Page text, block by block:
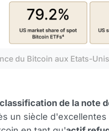
du Bitcoin aux Etats-
de la note
un siècle